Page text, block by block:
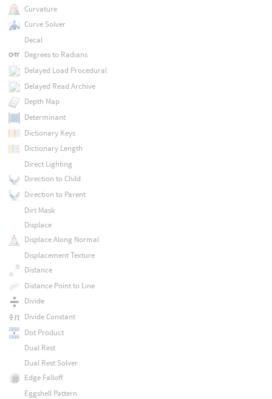
Curvature
Curve Solver
Decal
Degrees to Radians
Delayed Load Procedural
Delayed Read Archive
Depth Map
Determinant
Dictionary Keys
Dictionary Length
Direct Lighting
Direction to Child
Direction to Parent
Dirt Mask
Displace
Displace Along Normal
Displacement Texture
Distance
Distance Point to Line
Divide
Divide Constant
Dot Product
Dual Rest
Dual Rest Solver
Edge Falloff
Eggshell Pattern